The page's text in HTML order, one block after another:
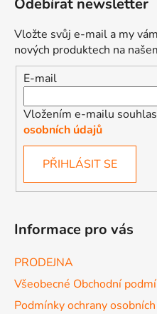
Odebírat newsletter
Vložte svůj e-mail a my
nových produktech na
E-mail
Vložením e-mailu
osobních údajů
PŘIHLÁSIT SE
Informace pro vás
PRODEJNA
Všeobecné Obchodní
Podmínky ochrany